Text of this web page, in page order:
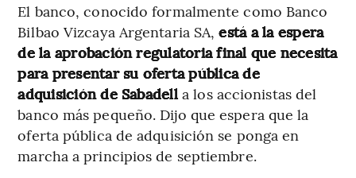
El banco, conocido formalmente como Banco
Bilbao Vizcaya Argentaria SA,está a la espera
de la aprobación regulatoria final que necesita
para presentar su oferta pública de
adquisición de Sabadella los accionistas del
banco más pequeño. Dijo que espera que la
oferta pública de adquisición se ponga en
marcha a principios de septiembre.